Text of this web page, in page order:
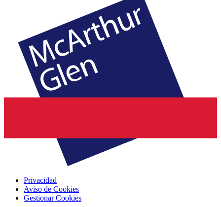
Privacidad
Aviso de Cookies
Gestionar Cookies